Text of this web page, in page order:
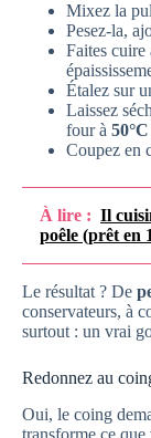
Mixez la
Pesez-la,
Faites cuire
Étalez sur
Laissez
four à 50°C
Coupez en
À lire : Il
poêle (prêt en
Le résultat ? De
conservateurs, à
surtout : un vrai
Redonnez au
Oui, le coing